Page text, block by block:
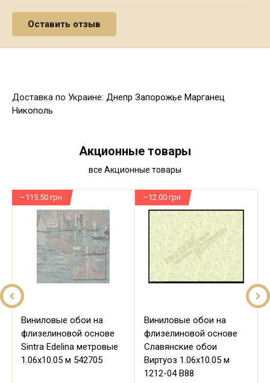
Доставка по Украине: Днепр Запорожье Марганец
Никополь
Акционные товары
все Акционные товары
Виниловые обои на
флизелиновой основе
Sintra Edelina метровые
1.06х10.05 м 542705
–115.50 грн
Виниловые обои на
флизелиновой основе
Славянские обои
Виртуоз 1.06х10.05 м
1212-04 В88
–12.00 грн